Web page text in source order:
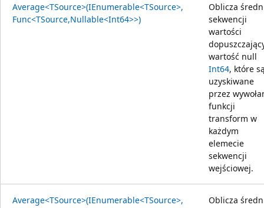
Average<TSource>(IEnumerable<TSource>,
Func<TSource,Nullable<Int64>>)
Oblicza
sekwencji
wartości
wartość null
Int64, które
uzyskiwane
przez
funkcji
transform w
każdym
elemecie
sekwencji
wejściowej.
Average<TSource>(IEnumerable<TSource>,
Oblicza